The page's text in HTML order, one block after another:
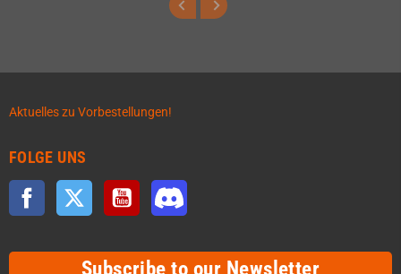
Aktuelles zu Vorbestellungen!
FOLGE UNS
Facebook Twitter YouTube
Subscribe to our Newsletter